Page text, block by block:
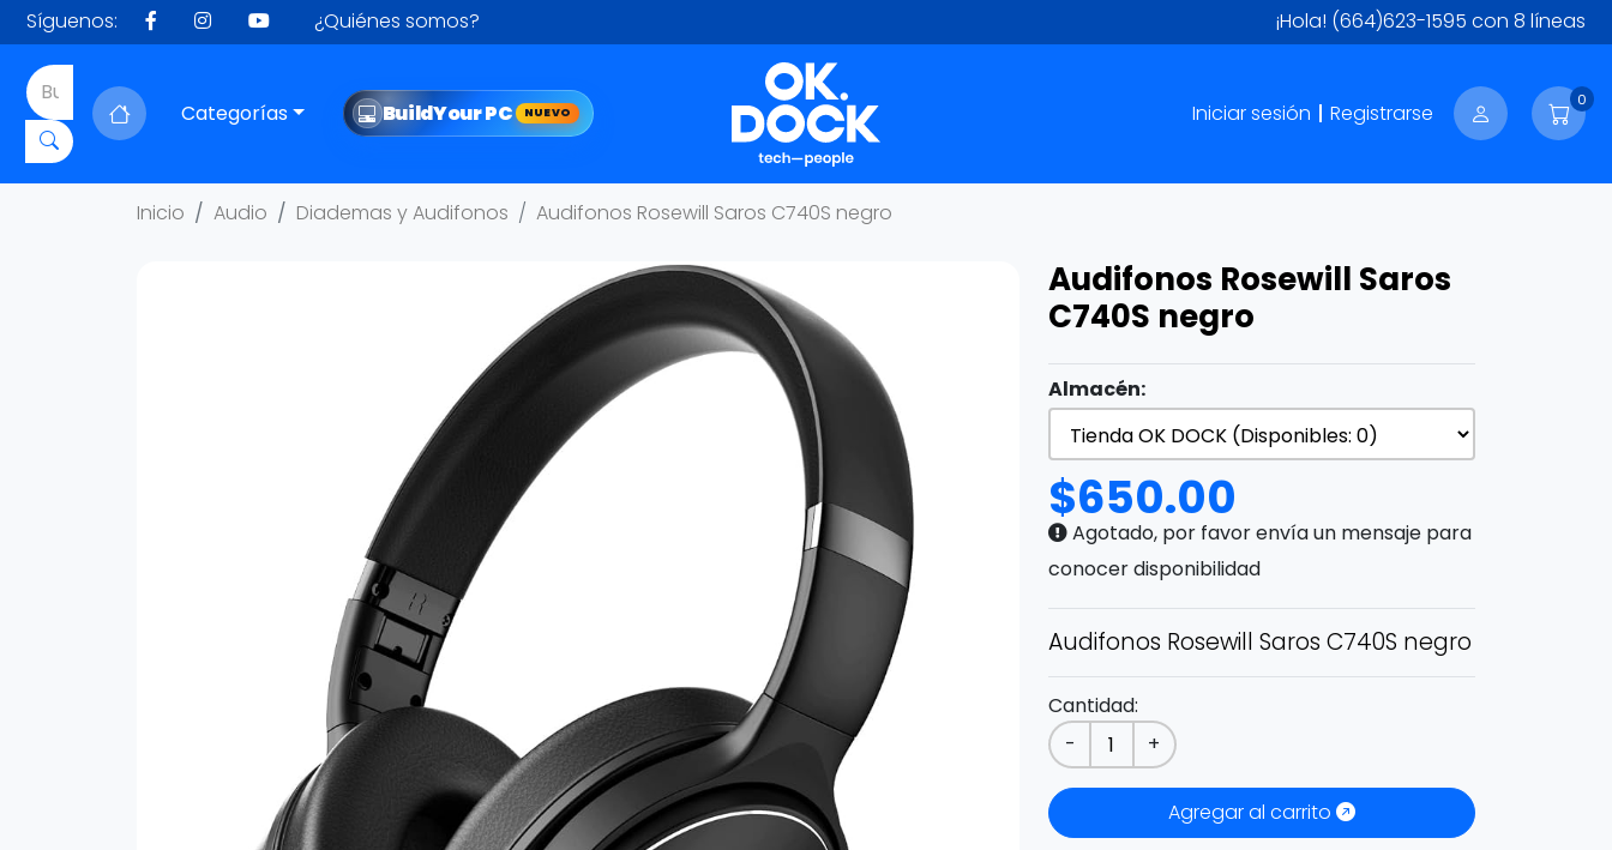
Síguenos: ¿Quiénes somos? ¡Hola! (664)623-1595 con 8 líneas
Categorías BuildYour PC NUEVO Iniciar sesión Registrarse
0
Inicio Audio Diademas y Audifonos Audifonos Rosewill Saros C740S negro
Audifonos Rosewill Saros
C740S negro
Almacén:
$650.00
Agotado, por favor envía un mensaje para
conocer disponibilidad
Audifonos Rosewill Saros C740S negro
Cantidad:
-
+
Agregar al carrito